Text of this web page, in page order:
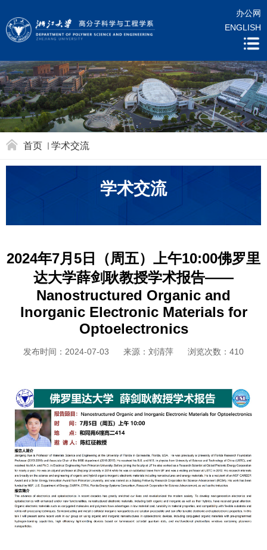
办公网
ENGLISH
首页 学术交流
学术交流
2024年7月5日（周五）上午10:00佛罗里
达大学薛剑耿教授学术报告——
Nanostructured Organic and
Inorganic Electronic Materials for
Optoelectronics
发布时间：2024-07-03 来源：刘清萍 浏览次数： 410